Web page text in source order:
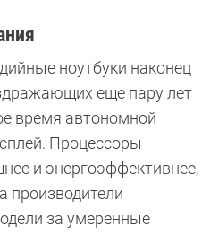
ноутбуки наконец
еще пару лет
время автономной
Процессоры
и энергоэффективнее,
производители
за умеренные